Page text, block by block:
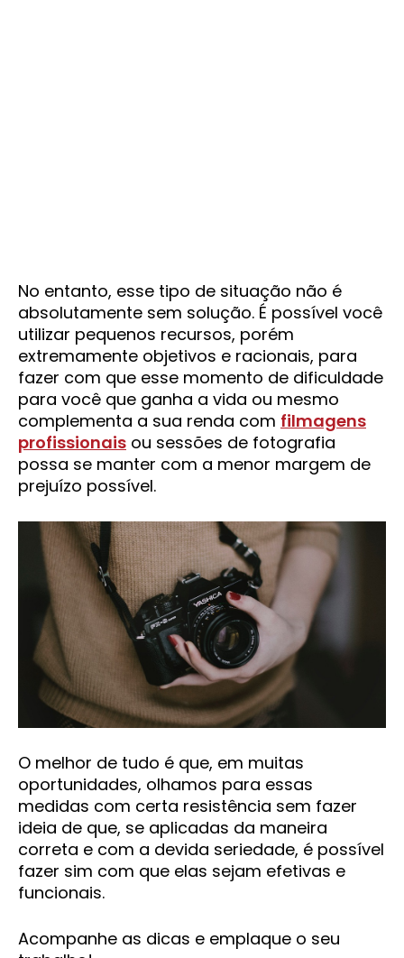
No entanto, esse tipo de situação não é
absolutamente sem solução. É possível você
utilizar pequenos recursos, porém
extremamente objetivos e racionais, para
fazer com que esse momento de dificuldade
para você que ganha a vida ou mesmo
complementa a sua renda com filmagens
profissionais ou sessões de fotografia
possa se manter com a menor margem de
prejuízo possível.
O melhor de tudo é que, em muitas
oportunidades, olhamos para essas
medidas com certa resistência sem fazer
ideia de que, se aplicadas da maneira
correta e com a devida seriedade, é possível
fazer sim com que elas sejam efetivas e
funcionais.
Acompanhe as dicas e emplaque o seu